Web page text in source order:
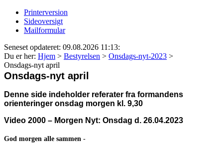
Printerversion
Sideoversigt
Mailformular
Seneset opdateret: 09.08.2026 11:13:
Du er her: Hjem > Bestyrelsen > Onsdags-nyt-2023 >
Onsdags-nyt april
Onsdags-nyt april
Denne side indeholder referater fra formandens
orienteringer onsdag morgen kl. 9,30
Video 2000 – Morgen Nyt: Onsdag d. 26.04.2023
God morgen alle sammen -